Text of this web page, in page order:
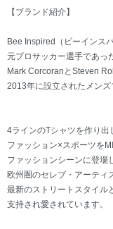
【ブランド紹介】
Bee Inspired（ビーインス
元プロサッカー選手であっ
Mark CorcoranとSteven
2013年に設立されたメンズ
4ラインのTシャツを作り出
ファッション×スポーツを
ファッションシーンに登場
欧州圏のセレブ・アーティ
最新のストリートスタイル
支持され愛されています。